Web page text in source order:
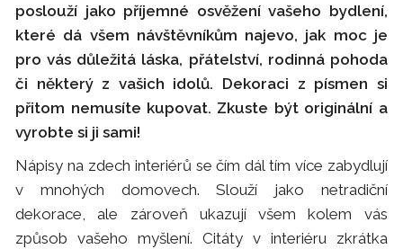
poslouží jako příjemné osvěžení vašeho bydlení,
které dá všem návštěvníkům najevo, jak moc je
pro vás důležitá láska, přátelství, rodinná pohoda
či některý z vašich idolů. Dekoraci z písmen si
přitom nemusíte kupovat. Zkuste být originální a
vyrobte si ji sami!
Nápisy na zdech interiérů se čím dál tím více zabydlují
v mnohých domovech. Slouží jako netradiční
dekorace, ale zároveň ukazují všem kolem vás
způsob vašeho myšlení. Citáty v interiéru zkrátka